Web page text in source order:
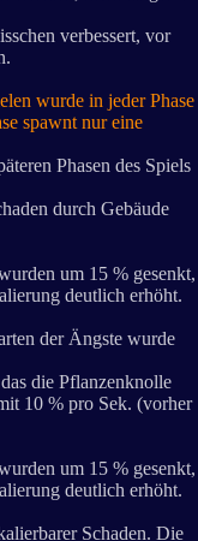
verbessert, vor
wurde in jeder Phase
spawnt nur eine
Phasen des Spiels
durch Gebäude
um 15 % gesenkt,
deutlich erhöht.
der Ängste wurde
die Pflanzenknolle
10 % pro Sek. (vorher
um 15 % gesenkt,
deutlich erhöht.
Schaden. Die